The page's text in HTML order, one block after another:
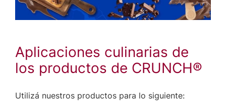
Aplicaciones culinarias de
los productos de CRUNCH®
Utilizá nuestros productos para lo siguiente: